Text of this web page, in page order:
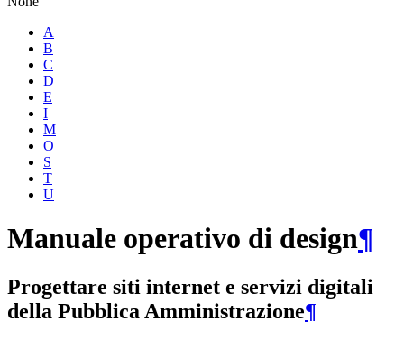
A
B
C
D
E
I
M
O
S
T
U
Manuale operativo di design¶
Progettare siti internet e servizi digitali
della Pubblica Amministrazione¶